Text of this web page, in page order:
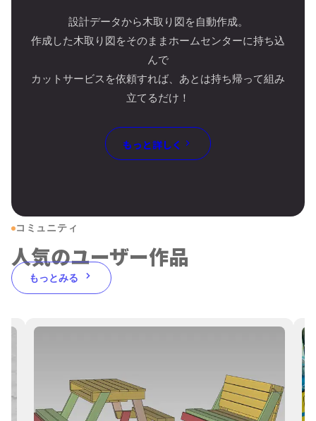
設計データから木取り図を自動作成。
作成した木取り図をそのままホームセンターに持ち込
んで
カットサービスを依頼すれば、あとは持ち帰って組み
立てるだけ！
もっと詳しく
コミュニティ
人気のユーザー作品
もっとみる